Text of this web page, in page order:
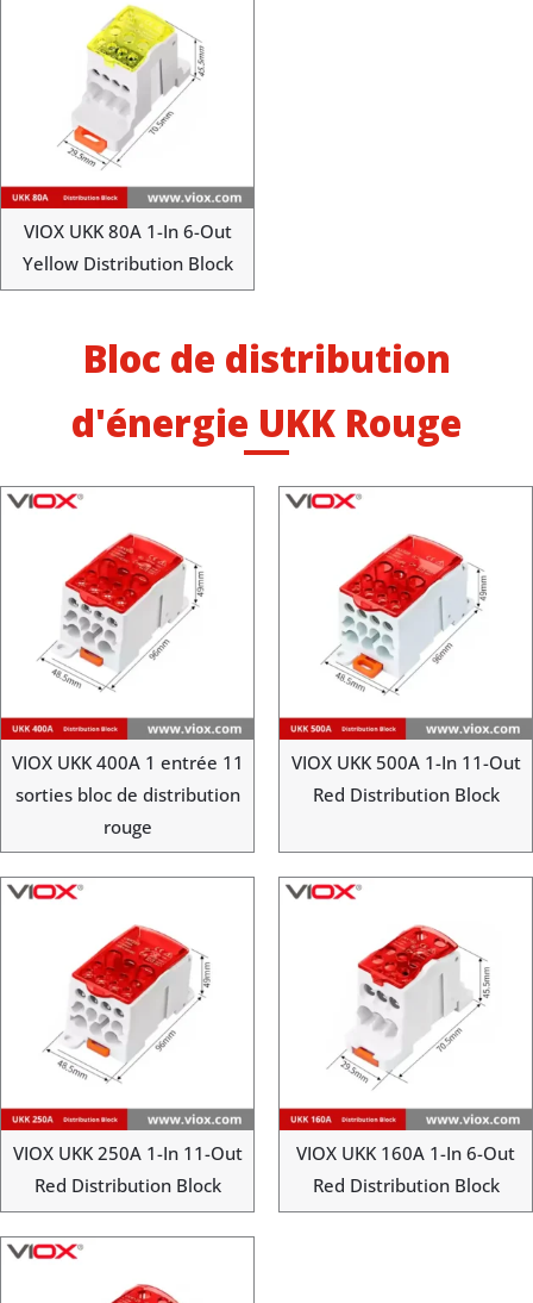
VIOX UKK 80A 1-In 6-Out
Yellow Distribution Block
Bloc de distribution
d'énergie UKK Rouge
VIOX UKK 400A 1 entrée 11
sorties bloc de distribution
rouge
VIOX UKK 500A 1-In 11-Out
Red Distribution Block
VIOX UKK 250A 1-In 11-Out
Red Distribution Block
VIOX UKK 160A 1-In 6-Out
Red Distribution Block